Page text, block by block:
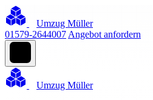
Umzug Müller
01579-2644007 Angebot anfordern
Umzug Müller